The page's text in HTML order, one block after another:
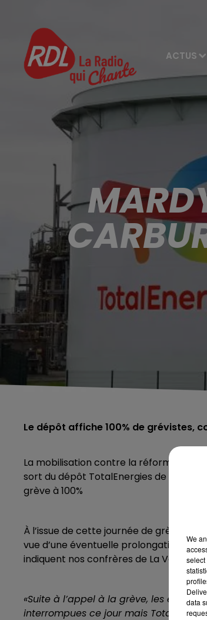
ACTUS
7h00 - 10h00
DEBOUT C'EST L'HEURE
Le dépôt affiche 100% de grévistes,
La mobilisation contre la réforme des
sort du dépôt TotalEnergies de
grève à 100%
À l’issue de cette journée de grève,
vue d’une éventuelle prolongation, en
indiquent nos confrères de La Voix du
«Suite à l’appel à la grève, les
interrompues ce jour mais
We
data